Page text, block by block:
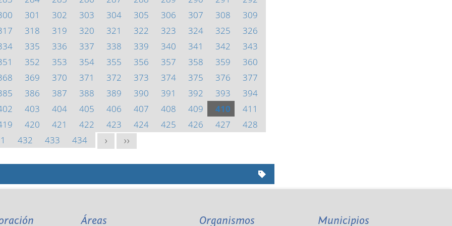
301 302 303 304 305 306 307 308
309
318 319 320 321 322 323 324 325
326
335 336 337 338 339 340 341 342
343
352 353 354 355 356 357 358 359
360
369 370 371 372 373 374 375 376
377
386 387 388 389 390 391 392 393
394
403 404 405 406 407 408 409 410
411
420 421 422 423 424 425 426 427
428
432 433 434 > >>
Áreas Organismos Municipios